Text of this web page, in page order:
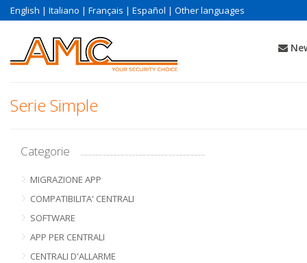
English | Italiano | Français | Español | Other languages
Serie Simple
Categorie
MIGRAZIONE APP
COMPATIBILITA' CENTRALI
SOFTWARE
APP PER CENTRALI
CENTRALI D'ALLARME